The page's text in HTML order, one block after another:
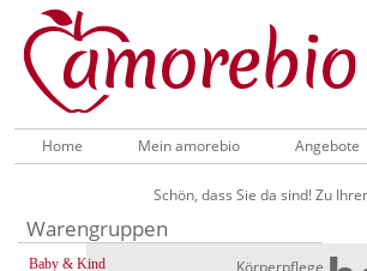
Home Mein amorebio Angebote
Schön, dass Sie da sind! Zu
Warengruppen
Baby & Kind
Körperpflege